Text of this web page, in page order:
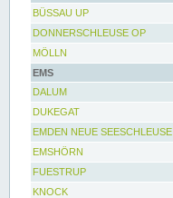
BÜSSAU UP
DONNERSCHLEUSE OP
MÖLLN
EMS
DALUM
DUKEGAT
EMDEN NEUE SEESCHLEUSE
EMSHÖRN
FUESTRUP
KNOCK